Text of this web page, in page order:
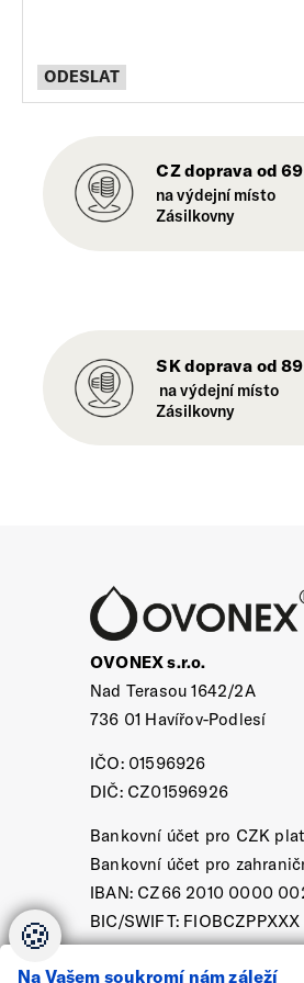
CZ doprava od
na výdejní místo
Zásilkovny
SK doprava od
na výdejní místo
Zásilkovny
OVONEX s.r.o.
Nad Terasou 1642/2A
736 01 Havířov-Podlesí
IČO: 01596926
DIČ: CZ01596926
Bankovní účet pro CZK
Bankovní účet pro
IBAN: CZ66 2010 0000
BIC/SWIFT: FIOBCZPPXXX
🍪
Na Vašem soukromí nám záleží